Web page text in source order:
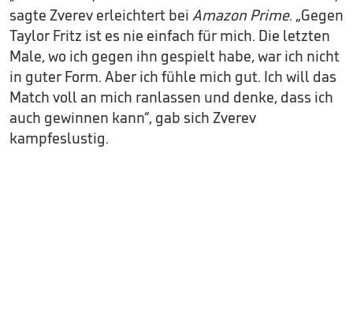
sagte Zverev erleichtert bei Amazon Prime. „Gegen
Taylor Fritz ist es nie einfach für mich. Die letzten
Male, wo ich gegen ihn gespielt habe, war ich nicht
in guter Form. Aber ich fühle mich gut. Ich will das
Match voll an mich ranlassen und denke, dass ich
auch gewinnen kann“, gab sich Zverev
kampfeslustig.